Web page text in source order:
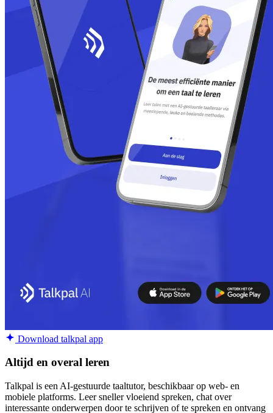
Download talkpal app
Altijd en overal leren
Talkpal is een AI-gestuurde taaltutor, beschikbaar op web- en
mobiele platforms. Leer sneller vloeiend spreken, chat over
interessante onderwerpen door te schrijven of te spreken en ontvang